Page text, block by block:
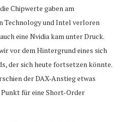
Chipwerte gaben am
Technology und Intel verloren
eine Nvidia kam unter Druck.
vor dem Hintergrund eines sich
der sich heute fortsetzen könnte.
der DAX-Anstieg etwas
für eine Short-Order